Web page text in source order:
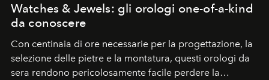
Watches & Jewels: gli orologi one-of-a-kind
da conoscere
Con centinaia di ore necessarie per la progettazione, la
selezione delle pietre e la montatura, questi orologi da
sera rendono pericolosamente facile perdere la